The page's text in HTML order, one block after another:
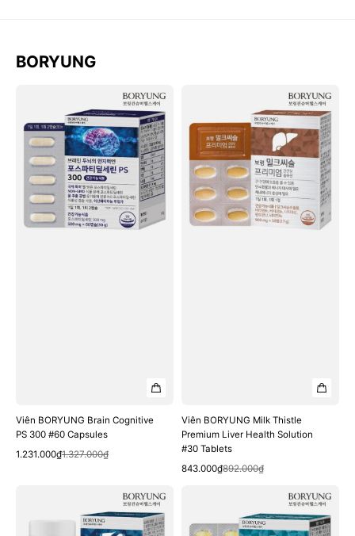
BORYUNG
Brain
Cognitive
PS
300
#60
Capsules
Viên BORYUNG Brain Cognitive
PS 300 #60 Capsules
Sale
1.231.000₫
Regular
1.327.000₫
Quick View
Milk
Thistle
Premium
Liver
Health
Solution
Viên BORYUNG Milk Thistle
Premium Liver Health Solution
#30 Tablets
Sale
843.000₫
Regular
892.000₫
Quick View
Supercritical